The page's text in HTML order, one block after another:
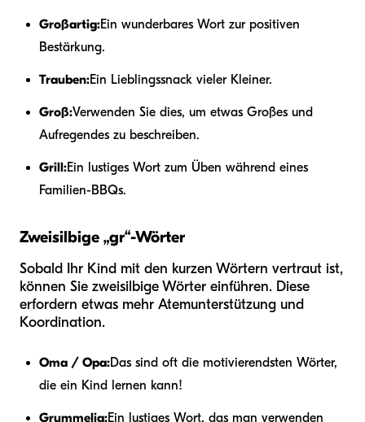
Großartig:Ein wunderbares Wort zur positiven
Bestärkung.
Trauben:Ein Lieblingssnack vieler Kleiner.
Groß:Verwenden Sie dies, um etwas Großes und
Aufregendes zu beschreiben.
Grill:Ein lustiges Wort zum Üben während eines
Familien-BBQs.
Zweisilbige „gr“-Wörter
Sobald Ihr Kind mit den kurzen Wörtern vertraut ist,
können Sie zweisilbige Wörter einführen. Diese
erfordern etwas mehr Atemunterstützung und
Koordination.
Oma / Opa:Das sind oft die motivierendsten Wörter,
die ein Kind lernen kann!
Grummelig:Ein lustiges Wort, das man verwenden